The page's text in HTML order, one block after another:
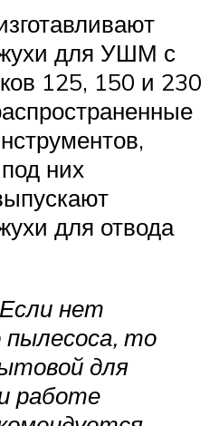
для УШМ с
125, 150 и 230
них
для отвода
Если нет
то
для
работе